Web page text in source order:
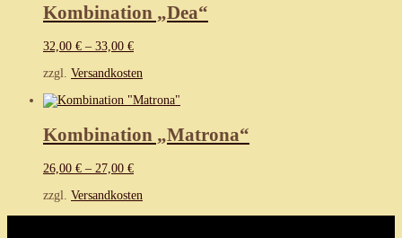
Kombination „Dea“
32,00 € – 33,00 €
zzgl. Versandkosten
Kombination „Matrona“
26,00 € – 27,00 €
zzgl. Versandkosten